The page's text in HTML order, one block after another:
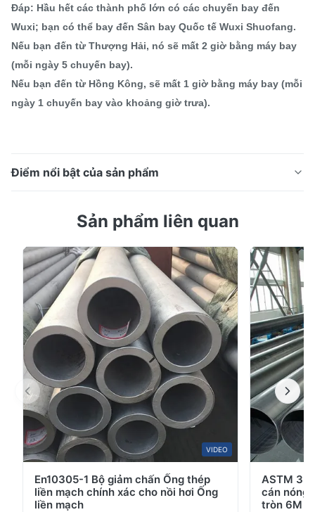
Đáp: Hầu hết các thành phố lớn có các chuyến bay đến
Wuxi; bạn có thể bay đến Sân bay Quốc tế Wuxi Shuofang.
Nếu bạn đến từ Thượng Hải, nó sẽ mất 2 giờ bằng máy bay
(mỗi ngày 5 chuyến bay).
Nếu bạn đến từ Hồng Kông, sẽ mất 1 giờ bằng máy bay (mỗi
ngày 1 chuyến bay vào khoảng giờ trưa).
Điểm nổi bật của sản phẩm
đường nối cho đường ống vận chuyển Mô tả sản phẩm
Double Seam Welded Stainless Steel Pipe) is a
stainless steel pipe made by forming a 304 stainless
steel strip sheet and then welding two seams
togetherDo ...
Sản phẩm liên quan
VIDEO
En10305-1 Bộ giảm chấn Ống thép
liền mạch chính xác cho nồi hơi Ống
liền mạch
ASTM
cán nóng
tròn 6M